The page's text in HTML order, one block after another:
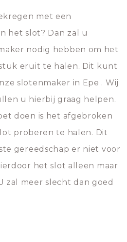
met een
het slot? Dan zal u
nodig hebben om het
eruit te halen. Dit kunt
slotenmaker in Epe . Wij
u hierbij graag helpen.
doen is het afgebroken
proberen te halen. Dit
gereedschap er niet voor
het slot alleen maar
zal meer slecht dan goed